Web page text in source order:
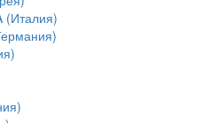
(Италия)